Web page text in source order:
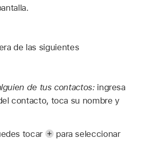
de las siguientes
de tus contactos: ingresa
contacto, toca su nombre y
tocar
para seleccionar